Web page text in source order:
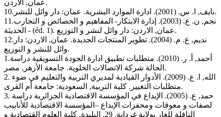
عمان, الاردن.
10.نايف, ا. س. (2001). ادارة الموارد البشرية. عمان: دار وائل للنشر.
11.نجم, ن. ع. (2003). إدارة الابتكار- المفاهيم و الخصائص و التجارب
الحديثة - (éd. 1). عمان, الاردن: دار وائل لنشر و التوزيع.
12.نديم, ع. م. (2004). تطوير المنتجات الجديدة. عمان, الاردن: دار
وائل للنشر و التوزيع.
1.أحمد, أ. ر. (2010). متطلبات تطبيق ادارة الجودة التسويقية دراسة
الحالة شركة الاتصالات الخلوية. جامعة الأزهر, مصر.
2. الله, ا. ع. (2009). الأدوار القيادية لمديري التربية والتعليم في ضوء
متطلبات التغيير. كلية التربية, السعودية: جامعة أم القرى.
3. حمد, ع. (2005). الإبداع في المؤسسة الاقتصادية الجزائرية دراسة
لصفات و معوقات ومحفزات الإبداع –المؤسسة الاقتصادية للأنابيب
الناقلة للغاز بولاية غرداية. 29. البليدة, كلية العلوم القتصادية و